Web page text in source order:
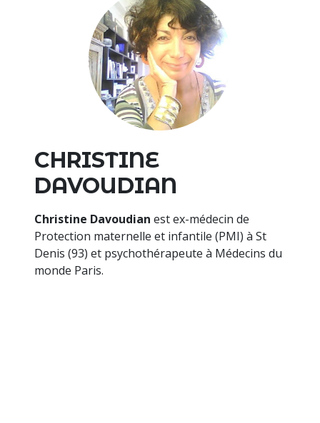
CHRISTINE
DAVOUDIAN
Christine Davoudian est ex-médecin de
Protection maternelle et infantile (PMI) à St
Denis (93) et psychothérapeute à Médecins du
monde Paris.